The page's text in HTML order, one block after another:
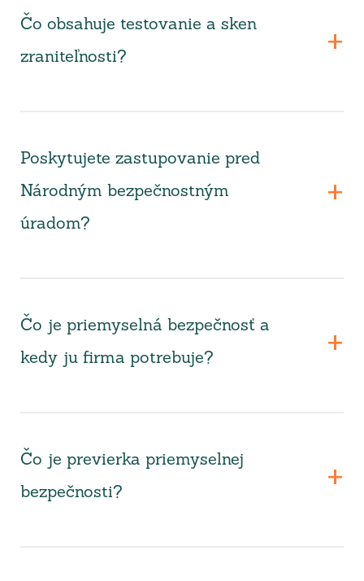
Čo obsahuje testovanie a sken
zraniteľnosti?
Poskytujete zastupovanie pred
Národným bezpečnostným
úradom?
Čo je priemyselná bezpečnosť a
kedy ju firma potrebuje?
Čo je previerka priemyselnej
bezpečnosti?